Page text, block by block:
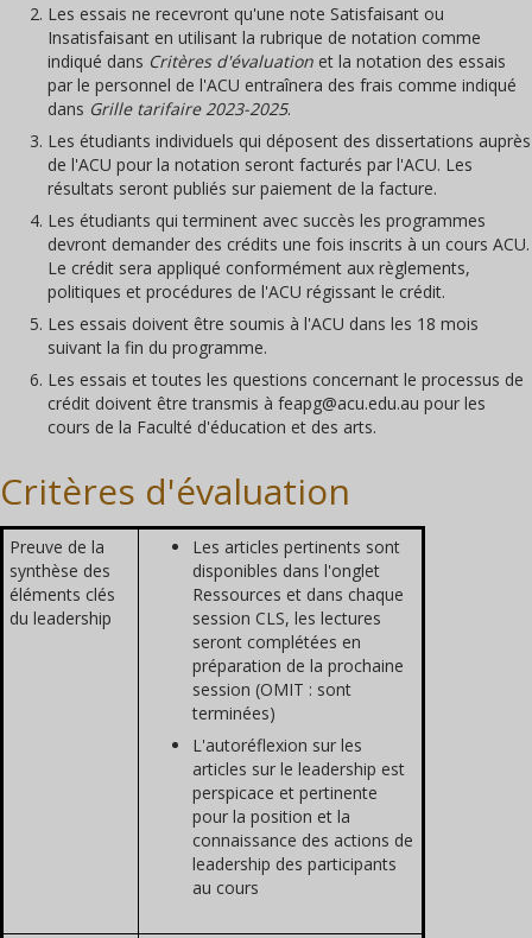
Les essais ne recevront qu'une note Satisfaisant ou
Insatisfaisant en utilisant la rubrique de notation comme
indiqué dans Critères d'évaluation et la notation des essais
par le personnel de l'ACU entraînera des frais comme indiqué
dans Grille tarifaire 2023-2025.
Les étudiants individuels qui déposent des dissertations auprès
de l'ACU pour la notation seront facturés par l'ACU. Les
résultats seront publiés sur paiement de la facture.
Les étudiants qui terminent avec succès les programmes
devront demander des crédits une fois inscrits à un cours ACU.
Le crédit sera appliqué conformément aux règlements,
politiques et procédures de l'ACU régissant le crédit.
Les essais doivent être soumis à l'ACU dans les 18 mois
suivant la fin du programme.
Les essais et toutes les questions concernant le processus de
crédit doivent être transmis à feapg@acu.edu.au pour les
cours de la Faculté d'éducation et des arts.
Critères d'évaluation
Preuve de la
synthèse des
éléments clés
du leadership
Les articles pertinents sont
disponibles dans l'onglet
Ressources et dans chaque
session CLS, les lectures
seront complétées en
préparation de la prochaine
session (OMIT : sont
terminées)
L'autoréflexion sur les
articles sur le leadership est
perspicace et pertinente
pour la position et la
connaissance des actions de
leadership des participants
au cours